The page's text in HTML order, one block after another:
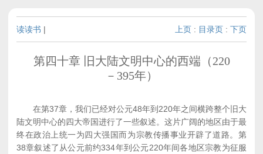
读读书 | 上页 : 目录页 : 下页
第四十章 旧大陆文明中心的西端（220
－395年）
在第37章，我们已经对公元48年到220年之间横跨整个旧大
陆文明中心的四大帝国进行了一些叙述。这片广阔的地区由于最
终在政治上统一为四大强国而为宗教传播事业开辟了道路。第
38章叙述了从公元前约334年到公元220年间各地区宗教为征服